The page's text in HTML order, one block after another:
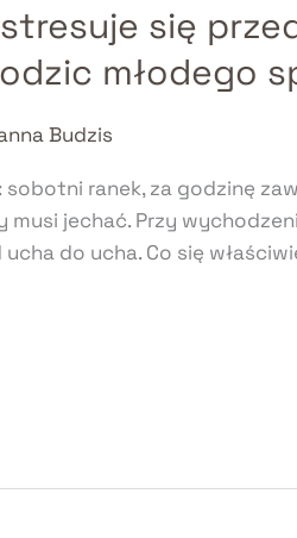
się
młodego
Budzis
ranek, za godzinę
musi jechać. Przy
do ucha. Co się